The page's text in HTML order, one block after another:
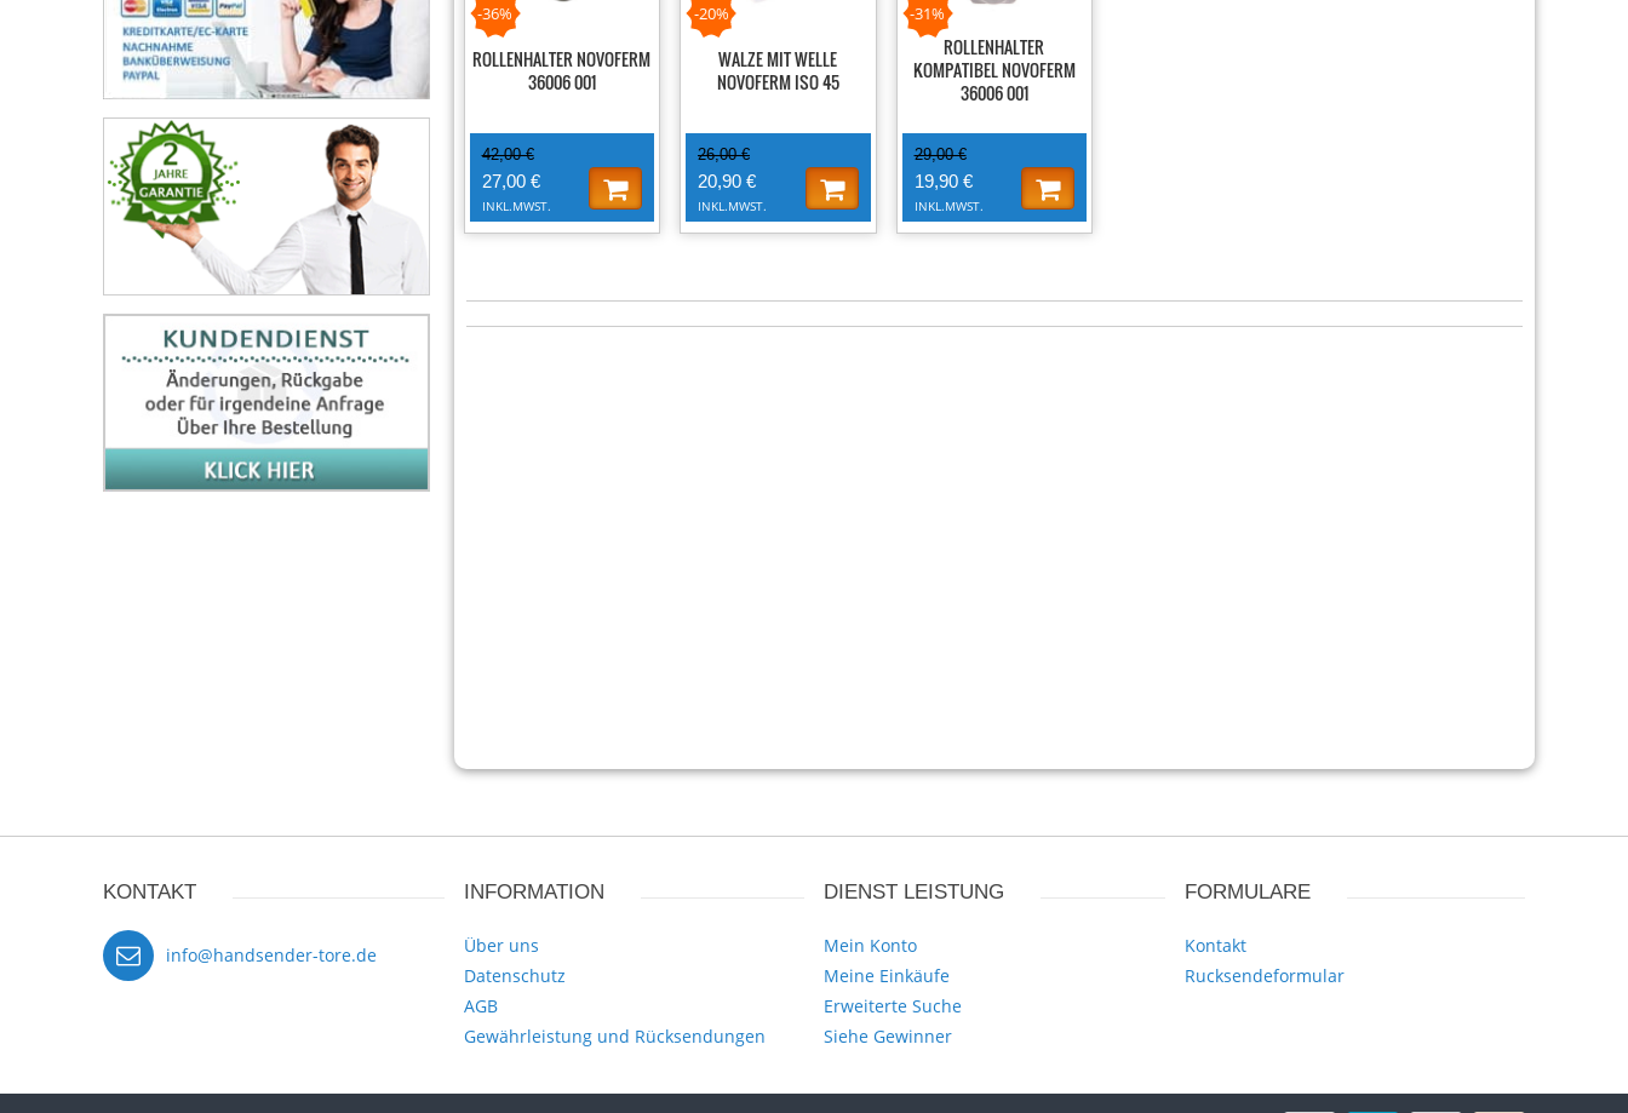
-36%
ROLLENHALTER NOVOFERM
36006 001
42,00 €
27,00 €
INKL.MWST.
-20%
WALZE MIT WELLE
NOVOFERM ISO 45
26,00 €
20,90 €
INKL.MWST.
-31%
ROLLENHALTER
KOMPATIBEL NOVOFERM
36006 001
29,00 €
19,90 €
INKL.MWST.
KONTAKT
info@handsender-tore.de
INFORMATION
Über uns
Datenschutz
AGB
Gewährleistung und Rücksendungen
DIENST LEISTUNG
Mein Konto
Meine Einkäufe
Erweiterte Suche
Siehe Gewinner
FORMULARE
Kontakt
Rucksendeformular